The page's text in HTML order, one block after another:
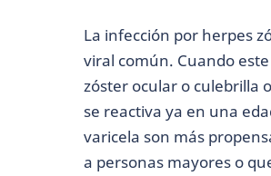
La infección por herpes
viral común. Cuando
zóster ocular o culebrilla
se reactiva ya en una
varicela son más
a personas mayores o